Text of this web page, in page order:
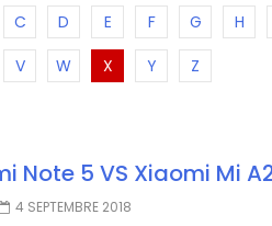
C D E F G H
V W X Y Z
Note 5 VS Xiaomi Mi
4 SEPTEMBRE 2018